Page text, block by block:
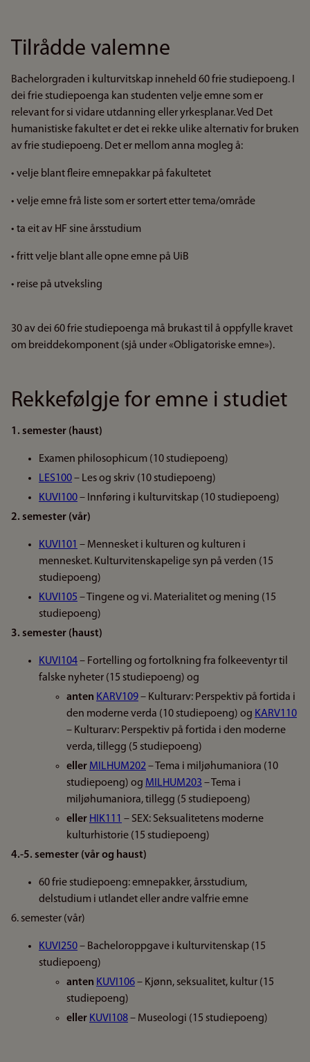
Tilrådde valemne
Bachelorgraden i kulturvitskap inneheld 60 frie studiepoeng. I
dei frie studiepoenga kan studenten velje emne som er
relevant for si vidare utdanning eller yrkesplanar. Ved Det
humanistiske fakultet er det ei rekke ulike alternativ for bruken
av frie studiepoeng. Det er mellom anna mogleg å:
• velje blant fleire emnepakkar på fakultetet
• velje emne frå liste som er sortert etter tema/område
• ta eit av HF sine årsstudium
• fritt velje blant alle opne emne på UiB
• reise på utveksling
30 av dei 60 frie studiepoenga må brukast til å oppfylle kravet
om breiddekomponent (sjå under «Obligatoriske emne»).
Rekkefølgje for emne i studiet
1. semester (haust)
Examen philosophicum (10 studiepoeng)
LES100– Les og skriv (10 studiepoeng)
KUVI100– Innføring i kulturvitskap (10 studiepoeng)
2. semester (vår)
KUVI101 – Mennesket i kulturen og kulturen i
mennesket. Kulturvitenskapelige syn på verden (15
studiepoeng)
KUVI105 – Tingene og vi. Materialitet og mening (15
studiepoeng)
3. semester (haust)
KUVI104– Fortelling og fortolkning fra folkeeventyr til
falske nyheter (15 studiepoeng) og
anten KARV109– Kulturarv: Perspektiv på fortida i
den moderne verda (10 studiepoeng) og KARV110
– Kulturarv: Perspektiv på fortida i den moderne
verda, tillegg (5 studiepoeng)
eller MILHUM202– Tema i miljøhumaniora (10
studiepoeng) og MILHUM203 – Tema i
miljøhumaniora, tillegg (5 studiepoeng)
eller HIK111 – SEX: Seksualitetens moderne
kulturhistorie (15 studiepoeng)
4.-5. semester (vår og haust)
60 frie studiepoeng: emnepakker, årsstudium,
delstudium i utlandet eller andre valfrie emne
6. semester (vår)
KUVI250– Bacheloroppgave i kulturvitenskap (15
studiepoeng)
anten KUVI106– Kjønn, seksualitet, kultur (15
studiepoeng)
eller KUVI108– Museologi (15 studiepoeng)